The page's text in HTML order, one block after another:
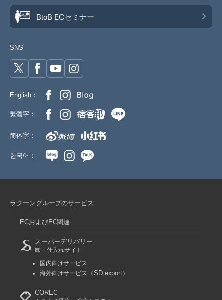
BtoB ECセミナー
SNS
English：
繁體字：
简体字：
한국어：
ラクーングループのサービス
ECおよびEC関連
スーパーデリバリー
卸・仕入れサイト
国内向けサービス
海外向けサービス
（SD export）
COREC